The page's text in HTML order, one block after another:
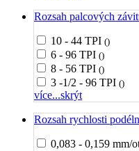
Rozsah palcových
10 - 44 TPI ()
6 - 96 TPI ()
8 - 56 TPI ()
3 -1/2 - 96 TPI ()
více...skrýt
Rozsah rychlosti
0,083 - 0,159 mm/